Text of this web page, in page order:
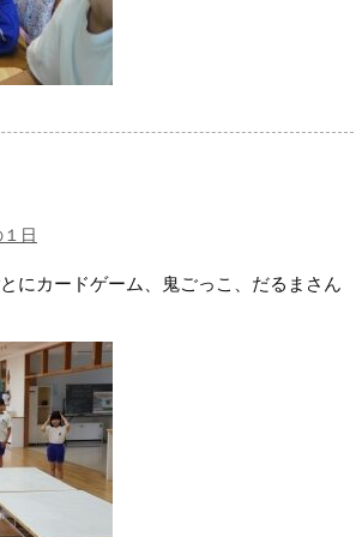
日
にカードゲーム、鬼ごっこ、だるまさん